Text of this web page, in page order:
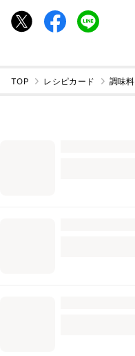
TOP レシピカード 調味料